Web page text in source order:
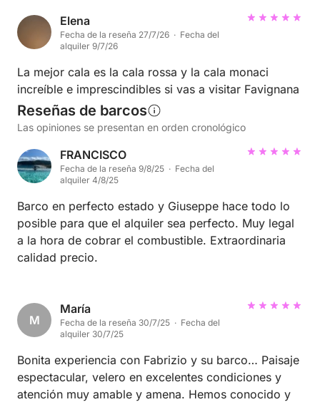
Elena
Fecha de la reseña 27/7/26 · Fecha del
alquiler 9/7/26
La mejor cala es la cala rossa y la cala monaci
increíble e imprescindibles si vas a visitar Favignana
Reseñas de barcos
Las opiniones se presentan en orden cronológico
FRANCISCO
Fecha de la reseña 9/8/25 · Fecha del
alquiler 4/8/25
Barco en perfecto estado y Giuseppe hace todo lo
posible para que el alquiler sea perfecto. Muy legal
a la hora de cobrar el combustible. Extraordinaria
calidad precio.
M
María
Fecha de la reseña 30/7/25 · Fecha del
alquiler 30/7/25
Bonita experiencia con Fabrizio y su barco… Paisaje
espectacular, velero en excelentes condiciones y
atención muy amable y amena. Hemos conocido y